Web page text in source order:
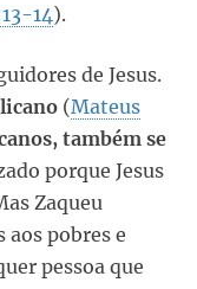
14).
de Jesus.
(Mateus
também se
porque Jesus
Zaqueu
aos pobres e
pessoa que